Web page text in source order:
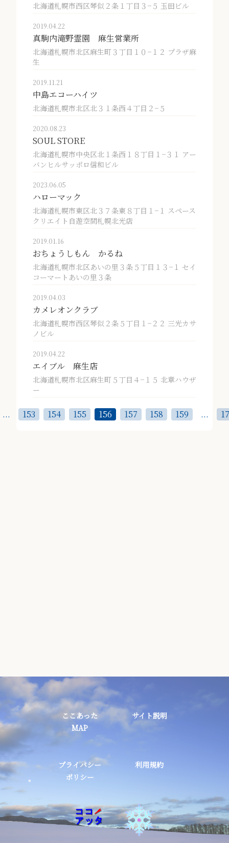
北海道札幌市西区琴似２条１丁目３−５ 玉田ビル
2019.04.22
真駒内滝野霊園 麻生営業所
北海道札幌市北区麻生町３丁目１０−１２ プラザ麻
生
2019.11.21
中島エコーハイツ
北海道札幌市北区北３１条西４丁目２−５
2020.08.23
SOUL STORE
北海道札幌市中央区北１条西１８丁目１−３１ アー
バンヒルサッポロ信和ビル
2023.06.05
ハローマック
北海道札幌市東区北３７条東８丁目１−１ スペース
クリエイト自遊空間札幌北光店
2019.01.16
おちょうしもん かるね
北海道札幌市北区あいの里３条５丁目１３−１ セイ
コーマートあいの里３条
2019.04.03
カメレオンクラブ
北海道札幌市西区琴似２条５丁目１−２２ 三光カサ
ノビル
2019.04.22
エイブル 麻生店
北海道札幌市北区麻生町５丁目４−１５ 北章ハウザ
ー
... 153 154 155 156 157 158 159 ...
ここあった
MAP
サイト説明
プライバシー
ポリシー
利用規約